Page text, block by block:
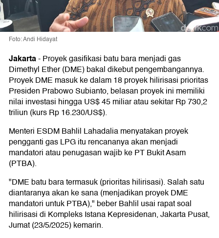
Foto: Andi Hidayat
Jakarta-Proyek gasifikasi batu bara menjadi gas
Dimethyl Ether (DME) bakal dikebut pengembangannya.
Proyek DME masuk ke dalam 18 proyek hilirisasi prioritas
Presiden Prabowo Subianto, belasan proyek ini memiliki
nilai investasi hingga US$ 45 miliar atau sekitar Rp 730,2
triliun (kurs Rp 16.230/US$).
Menteri ESDM Bahlil Lahadalia menyatakan proyek
pengganti gas LPG itu rencananya akan menjadi
mandatori atau penugasan wajib ke PT Bukit Asam
(PTBA).
"DME batu bara termasuk (prioritas hilirisasi). Salah satu
diantaranya akan ke sana (menjadikan proyek DME
mandatori untuk PTBA)," beber Bahlil usai rapat soal
hilirisasi di Kompleks Istana Kepresidenan, Jakarta Pusat,
Jumat (23/5/2025) kemarin.